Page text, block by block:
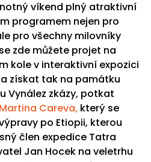
víkend plný atraktivní
programem nejen pro
pro všechny milovníky
zde můžete projet na
kole v interaktivní expozici
získat tak na památku
Vynález zkázy, potkat
Martina Careva, který se
po Etiopii, kterou
člen expedice Tatra
Jan Hocek na veletrhu